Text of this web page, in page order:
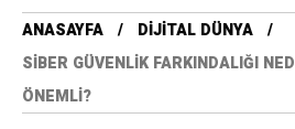
ANASAYFA
DIJITAL DÜNYA
SIBER GÜVENLIK FARKINDALIĞI
ÖNEMLI?